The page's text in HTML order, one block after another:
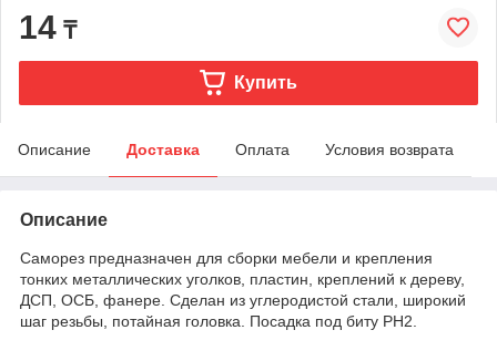
14 ₸
Купить
Описание Доставка Оплата Условия возврата
Описание
Саморез предназначен для сборки мебели и крепления
тонких металлических уголков, пластин, креплений к дереву,
ДСП, ОСБ, фанере. Сделан из углеродистой стали, широкий
шаг резьбы, потайная головка. Посадка под биту РН2.